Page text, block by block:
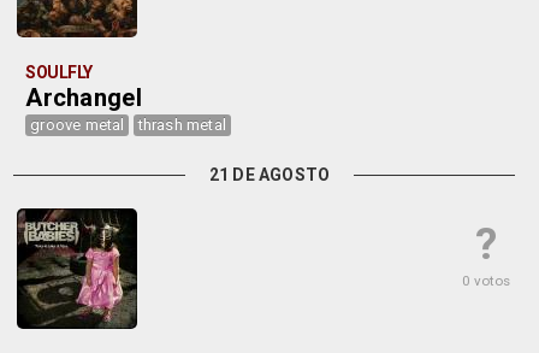
SOULFLY
Archangel
groove metal thrash metal
21 DE AGOSTO
?
0 votos